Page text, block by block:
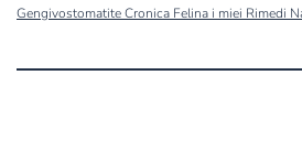
Gengivostomatite Cronica Felina i miei Rimedi